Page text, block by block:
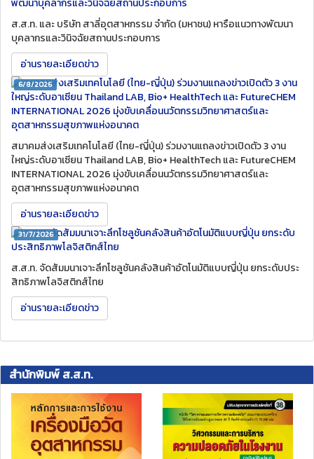
ส.ส.ท. และ บริษัท สาลี่อุตสาหกรรม จำกัด (มหาชน) หารือแนวทางพัฒนา
บุคลากรและวินิจฉัยสถานประกอบการ
อ่านรายละเอียดข่าว
6/8/2026
สมาคมส่งเสริมเทคโนโลยี (ไทย-ญี่ปุ่น) ร่วมงานแถลงข่าวเปิดตัว 3 งาน
ใหญ่ระดับอาเซียน Thailand LAB, Bio+ HealthTech และ FutureCHEM
INTERNATIONAL 2026 มุ่งขับเคลื่อนนวัตกรรมวิทยาศาสตร์และ
อุตสาหกรรมสุขภาพแห่งอนาคต
อ่านรายละเอียดข่าว
31/7/2026
ส.ส.ท. จัดสัมมนาเจาะลึกโซลูชันคลังสินค้าอัตโนมัติแบบญี่ปุ่น ยกระดับประ
สิทธิภาพโลจิสติกส์ไทย
อ่านรายละเอียดข่าว
สำนักพิมพ์ ส.ส.ท.